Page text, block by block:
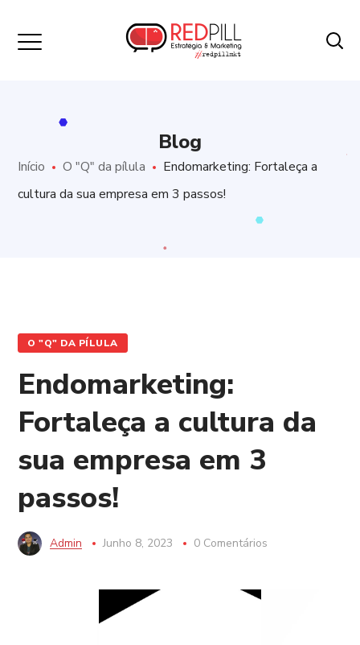
Blog
Início O "Q" da pílula
Endomarketing: Fortaleça a
cultura da sua empresa em 3 passos!
O "Q" DA PÍLULA
Endomarketing:
Fortaleça a cultura da
sua empresa em 3
passos!
Admin Junho 8, 2023 0 Comentários